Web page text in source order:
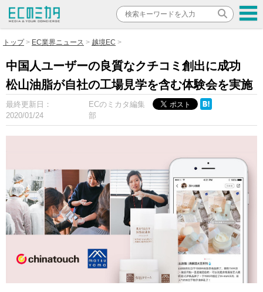
トップ EC業界ニュース 越境EC
中国人ユーザーの良質なクチコミ創出に成功
松山油脂が自社の工場見学を含む体験会を実施
最終更新日：
2020/01/24
ECのミカタ編集
部